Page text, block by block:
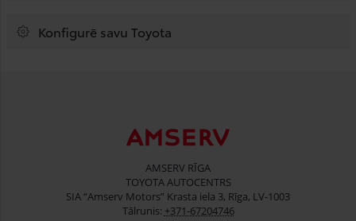
Konfigurē savu Toyota
AMSERV RĪGA
TOYOTA AUTOCENTRS
SIA “Amserv Motors” Krasta iela 3, Rīga, LV-1003
Tālrunis: +371-67204746